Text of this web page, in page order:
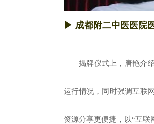
▶ 成都附二中医医院
揭牌仪式上，唐艳介
运行情况，同时强调互联
资源分享更便捷，以“互